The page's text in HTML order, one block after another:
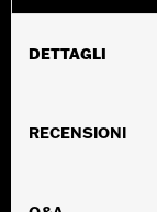
DETTAGLI
GARANZIA:
RECENSIONI